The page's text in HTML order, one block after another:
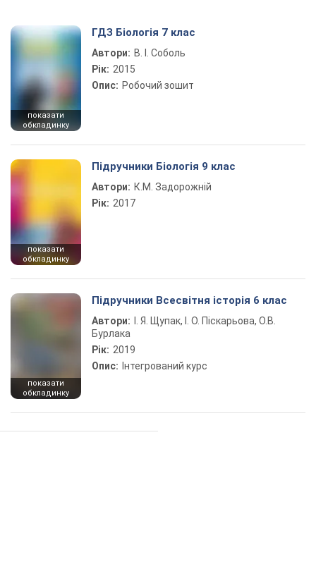
показати
обкладинку
ГДЗ Біологія 7 клас
Автори: В. І. Соболь
Рік: 2015
Опис: Робочий зошит
показати
обкладинку
Підручники Біологія 9 клас
Автори: К.М. Задорожній
Рік: 2017
показати
обкладинку
Підручники Всесвітня історія 6 клас
Автори:
І. Я. Щупак, І. О. Піскарьова, О.В.
Бурлака
Рік: 2019
Опис: Інтегрований курс